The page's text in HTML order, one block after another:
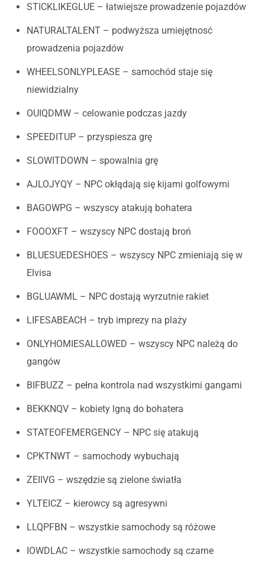
STICKLIKEGLUE – łatwiejsze prowadzenie pojazdów
NATURALTALENT – podwyższa umiejętnosć
prowadzenia pojazdów
WHEELSONLYPLEASE – samochód staje się
niewidzialny
OUIQDMW – celowanie podczas jazdy
SPEEDITUP – przyspiesza grę
SLOWITDOWN – spowalnia grę
AJLOJYQY – NPC okłądają się kijami golfowymi
BAGOWPG – wszyscy atakują bohatera
FOOOXFT – wszyscy NPC dostają broń
BLUESUEDESHOES – wszyscy NPC zmieniają się w
Elvisa
BGLUAWML – NPC dostają wyrzutnie rakiet
LIFESABEACH – tryb imprezy na plaży
ONLYHOMIESALLOWED – wszyscy NPC należą do
gangów
BIFBUZZ – pełna kontrola nad wszystkimi gangami
BEKKNQV – kobiety lgną do bohatera
STATEOFEMERGENCY – NPC się atakują
CPKTNWT – samochody wybuchają
ZEIIVG – wszędzie są zielone światła
YLTEICZ – kierowcy są agresywni
LLQPFBN – wszystkie samochody są różowe
IOWDLAC – wszystkie samochody są czarne